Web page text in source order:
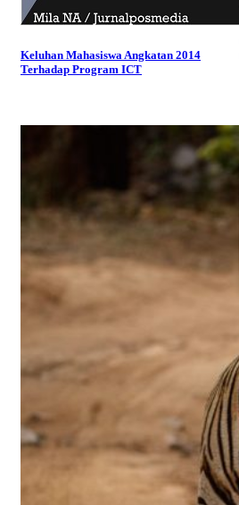
Keluhan Mahasiswa Angkatan 2014
Terhadap Program ICT